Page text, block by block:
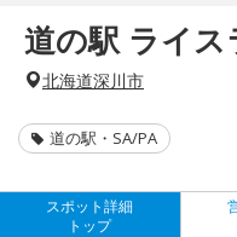
道の駅 ライ
北海道深川市
道の駅・SA/PA
スポット詳細
トップ